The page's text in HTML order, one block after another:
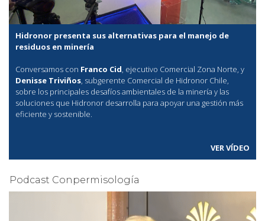
Hidronor presenta sus alternativas para el manejo de
residuos en minería
Conversamos con Franco Cid, ejecutivo Comercial Zona Norte, y
Denisse Triviños, subgerente Comercial de Hidronor Chile,
sobre los principales desafíos ambientales de la minería y las
soluciones que Hidronor desarrolla para apoyar una gestión más
eficiente y sostenible.
VER VÍDEO
Podcast Conpermisología